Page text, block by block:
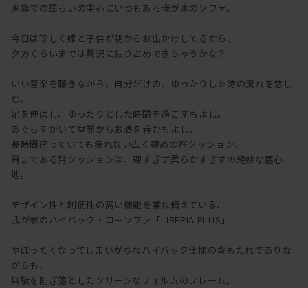
家族での語らいの中心にいつもある我が家のソファ。
今日は珍しく嫁と子供が朝からお出かけしてるから、
夕方くらいまでは贅沢に独り占めできちゃうかな？
いい音楽を聴きながら、自分だけの、ゆったりした時の流れを慈し
む。
足を伸ばし、ゆったりとした時間を過ごすもよし。
あぐらをかいて昼間からお酒を呑むもよし。
長時間座っていても疲れない広く硬めの座クッション、
肩まである背クッションは、硬すぎず柔らかすぎずの絶妙な居心
地。
デザイン性と利便性の高い機能を兼ね備えている、
我が家のハイバック・ローソファ「LIBERIA PLUS」
やぼったくなってしまいがちなハイバック仕様の背もたれでありな
がらも、
無駄を削ぎ落としたクリーンなフォルムのフレーム。